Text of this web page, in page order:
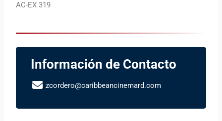
AC-EX 319
Información de Contacto
zcordero@caribbeancinemard.com